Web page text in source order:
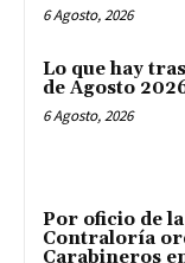
6 Agosto, 2026
Lo que hay
de Agosto
6 Agosto, 2026
Por oficio de
Contraloría
Carabineros